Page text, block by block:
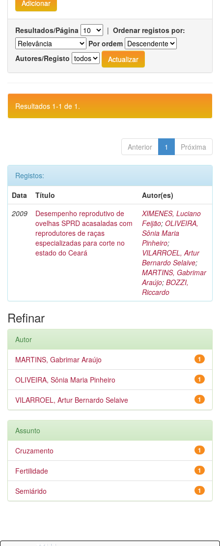
Resultados/Página | Ordenar registos por:
Por ordem
Autores/Registo
Resultados 1-1 de 1.
Anterior 1 Próxima
Registos:
Data
Título
Autor(es)
2009
Desempenho reprodutivo de
ovelhas SPRD acasaladas com
reprodutores de raças
especializadas para corte no
estado do Ceará
XIMENES, Luciano
Feijão; OLIVEIRA,
Sônia Maria
Pinheiro;
VILARROEL, Artur
Bernardo Selaive;
MARTINS, Gabrimar
Araújo; BOZZI,
Riccardo
Refinar
Autor
1
MARTINS, Gabrimar Araújo
1
OLIVEIRA, Sônia Maria Pinheiro
1
VILARROEL, Artur Bernardo Selaive
Assunto
1
Cruzamento
1
Fertilidade
1
Semiárido